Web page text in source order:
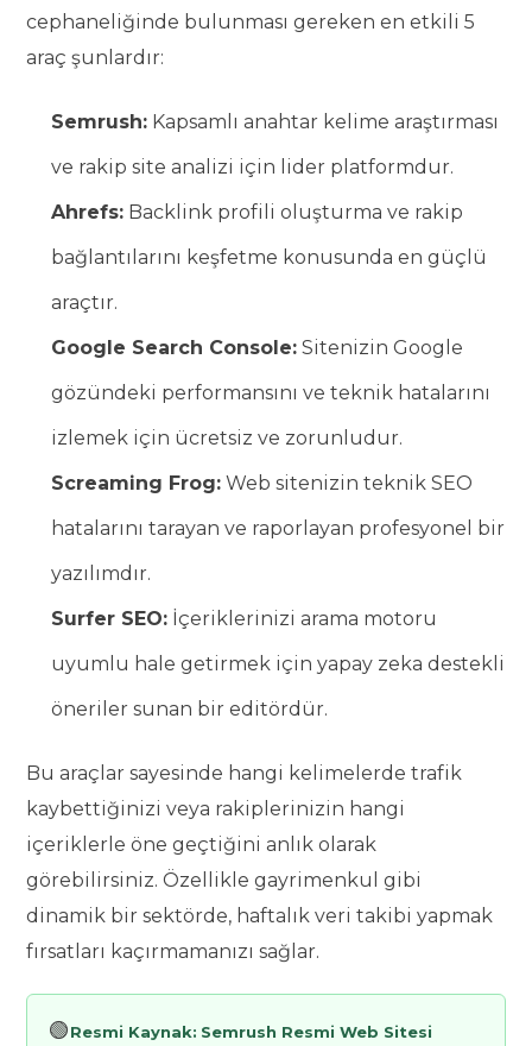
cephaneliğinde bulunması gereken en etkili 5
araç şunlardır:
Semrush: Kapsamlı anahtar kelime araştırması
ve rakip site analizi için lider platformdur.
Ahrefs: Backlink profili oluşturma ve rakip
bağlantılarını keşfetme konusunda en güçlü
araçtır.
Google Search Console: Sitenizin Google
gözündeki performansını ve teknik hatalarını
izlemek için ücretsiz ve zorunludur.
Screaming Frog: Web sitenizin teknik SEO
hatalarını tarayan ve raporlayan profesyonel bir
yazılımdır.
Surfer SEO: İçeriklerinizi arama motoru
uyumlu hale getirmek için yapay zeka destekli
öneriler sunan bir editördür.
Bu araçlar sayesinde hangi kelimelerde trafik
kaybettiğinizi veya rakiplerinizin hangi
içeriklerle öne geçtiğini anlık olarak
görebilirsiniz. Özellikle gayrimenkul gibi
dinamik bir sektörde, haftalık veri takibi yapmak
fırsatları kaçırmamanızı sağlar.
🟢Resmi Kaynak: Semrush Resmi Web Sitesi